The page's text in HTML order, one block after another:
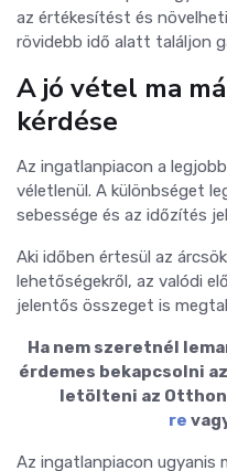
az értékesítést és
rövidebb idő alatt találjon
A jó vétel ma
kérdése
Az ingatlanpiacon a
véletlenül. A különbséget
sebessége és az időzítés
Aki időben értesül az
lehetőségekről, az valódi
jelentős összeget is
Ha nem szeretnél
érdemes bekapcsolni
letölteni az
re
Az ingatlanpiacon ugyanis